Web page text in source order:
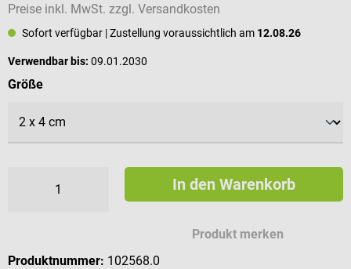
Preise inkl. MwSt. zzgl. Versandkosten
Sofort verfügbar | Zustellung voraussichtlich am 12.08.26
Verwendbar bis: 09.01.2030
Größeauswählen
In den Warenkorb
Produkt merken
Produktnummer: 102568.0